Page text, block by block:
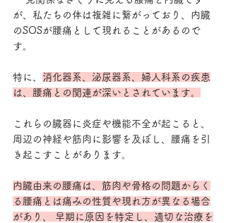
が、私たちの体は複雑に繋がっており、内臓
のSOSが腰痛として現れることがあるので
す。
特に、 消化器系、泌尿器系、婦人科系の疾患
は、腰痛との関連が深いとされています。
これらの臓器に炎症や機能不全が起こると、
周辺の神経や筋肉に影響を及ぼし、腰痛を引
き起こすことがあります。
内臓由来の腰痛は、筋肉や骨格の問題からく
る腰痛とは痛みの性質や現れ方が異なる場合
があり、 早期に原因を特定し、適切な治療を